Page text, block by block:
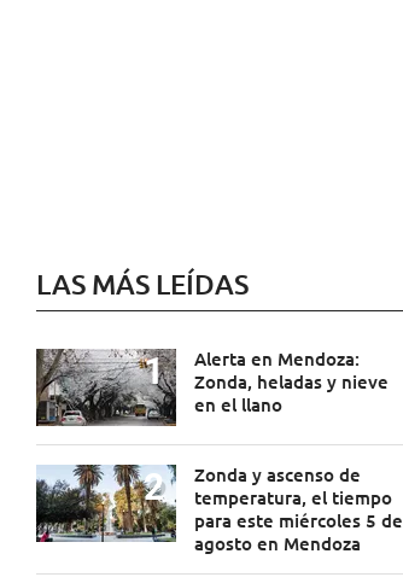
LAS MÁS LEÍDAS
Alerta en Mendoza:
Zonda, heladas y nieve
en el llano
Zonda y ascenso de
temperatura, el tiempo
para este miércoles 5 de
agosto en Mendoza